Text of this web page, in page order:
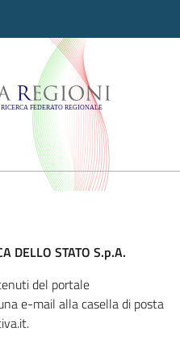
-
DELLO STATO S.p.A.
del portale
e-mail alla casella di posta